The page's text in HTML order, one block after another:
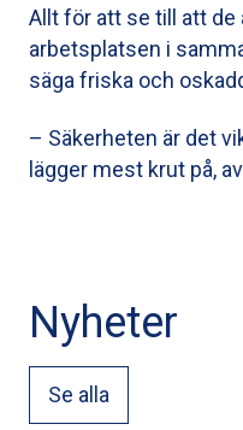
Allt för att se till att de
arbetsplatsen i
säga friska och
– Säkerheten är det
lägger mest krut på,
Nyheter
Se alla